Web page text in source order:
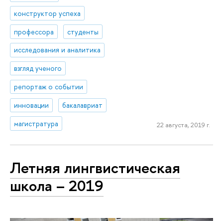
конструктор успеха
профессора
студенты
исследования и аналитика
взгляд ученого
репортаж о событии
инновации
бакалавриат
магистратура
22 августа, 2019 г.
Летняя линг­ви­сти­че­ская
школа – 2019